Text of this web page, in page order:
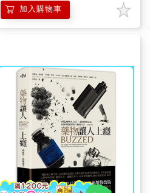
加入購物車